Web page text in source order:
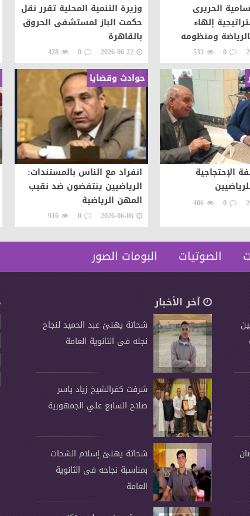
الحريرى
إلهاء
ومنظومه
طاقات الشعوب
والابداع
0
533
وزيرة التنمية المحلية تقرر نقل
حكمت الباز لمستشفى الحروق
بالقاهرة
2026-06-22
0
428
الإحتجاجية
0
406
حوادث وقضايا
انفراد مع الناس بالمستندات:
الرياضيين ينتفضون ضد نقيب
المهن الرياضية
2026-06-06
0
916
الصوتيات البومات الصور
آخر الأخبار
شحاتة يهنئ عبد الحميد لنجاح
نجله فى الثانوية العامة
شرفت كفرالشيخ زياد ياسر
صلاح السابع علي الجمهورية
شحاتة يهنئ إسلام الشحات
بمناسبة نجاحه فى الثانوية
العامة